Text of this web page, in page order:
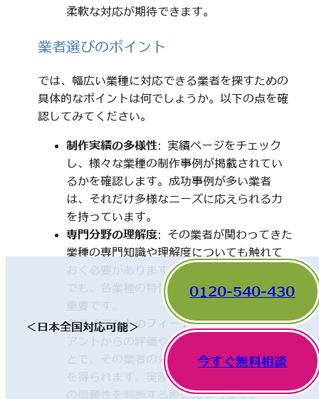
柔軟な対応が期待できます。
業者選びのポイント
では、幅広い業種に対応できる業者を探すための
具体的なポイントは何でしょうか。以下の点を確
認してみてください。
制作実績の多様性: 実績ページをチェック
し、様々な業種の制作事例が掲載されてい
るかを確認します。成功事例が多い業者
は、それだけ多様なニーズに応えられる力
を持っています。
専門分野の理解度: その業者が関わってきた
業種の専門知識や理解度についても触れて
おく必要があります。一見、異なった分野
でも、各業種の特性を理解していることが
クライアントのフィードバック: 他のクライ
アントからの評価やレビューを確認するこ
とで、その業者の対応や成果に関する情報
を得られます。実際の利用者の声は、業者
の信頼性を判断する際に役立ちます。
＜日本全国対応可能＞
0120-540-430
今すぐ無料相談